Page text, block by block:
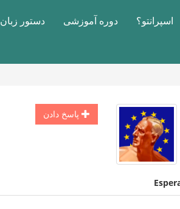
اسپرانتو؟ دوره آموزشی دستور زبان
پاسخ دادن